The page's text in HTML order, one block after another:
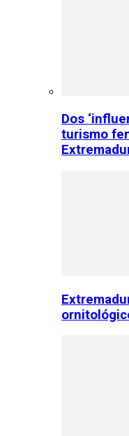
Dos
turismo